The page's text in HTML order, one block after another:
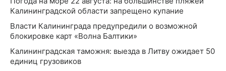
Калининградской области запрещено купание
Власти Калининграда предупредили о возможной
блокировке карт «Волна Балтики»
Калининградская таможня: выезда в Литву ожидает 50
единиц грузовиков